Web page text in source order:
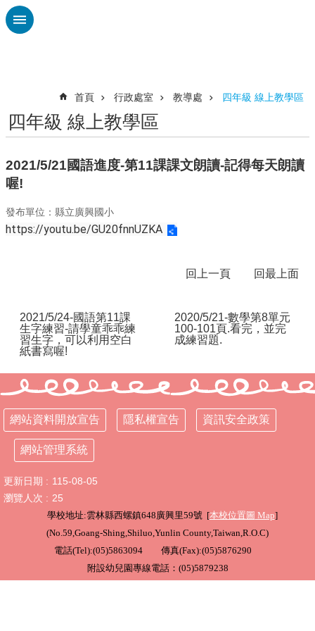
跳到主要內容區塊
認
興
刊
專
態
行
政
處
室
課
程
專
區
校
務
相
首頁 行政處室 教導處 四年級 線上教學區
四年級 線上教學區
2021/5/21國語進度-第11課課文朗讀-記得每天朗讀
喔!
發布單位：縣立廣興國小
https://youtu.be/GU20fnnUZKA
回上一頁 回最上面
2021/5/24-國語第11課
生字練習-請學童乖乖練
習生字，可以利用空白
紙書寫喔!
2020/5/21-數學第8單元
100-101頁.看完，並完
成練習題.
網站資料開放宣告 隱私權宣告 資訊安全政策
網站管理系統
更新日期
115-08-05
瀏覽人次
25
學校地址:雲林縣西螺鎮648廣興里59號 [本校位置圖 Map]
(No.59,Goang-Shing,Shiluo,Yunlin County,Taiwan,R.O.C)
電話(Tel):(05)5863094 傳真(Fax):(05)5876290
附設幼兒園專線電話：(05)5879238